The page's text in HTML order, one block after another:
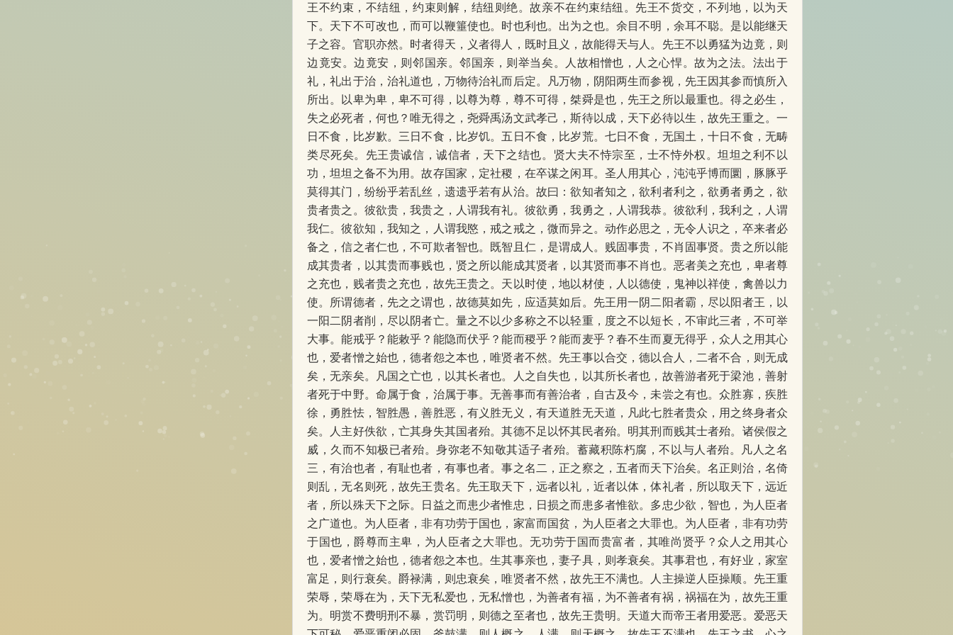
王不约束，不结纽，约束则解，结纽则绝。故亲不在约束结纽。先王不货交，不列地，以为天
下。天下不可改也，而可以鞭箠使也。时也利也。出为之也。余目不明，余耳不聪。是以能继天
子之容。官职亦然。时者得天，义者得人，既时且义，故能得天与人。先王不以勇猛为边竟，则
边竟安。边竟安，则邻国亲。邻国亲，则举当矣。人故相憎也，人之心悍。故为之法。法出于
礼，礼出于治，治礼道也，万物待治礼而后定。凡万物，阴阳两生而参视，先王因其参而慎所入
所出。以卑为卑，卑不可得，以尊为尊，尊不可得，桀舜是也，先王之所以最重也。得之必生，
失之必死者，何也？唯无得之，尧舜禹汤文武孝己，斯待以成，天下必待以生，故先王重之。一
日不食，比岁歉。三日不食，比岁饥。五日不食，比岁荒。七日不食，无国土，十日不食，无畴
类尽死矣。先王贵诚信，诚信者，天下之结也。贤大夫不恃宗至，士不恃外权。坦坦之利不以
功，坦坦之备不为用。故存国家，定社稷，在卒谋之闲耳。圣人用其心，沌沌乎博而圜，豚豚乎
莫得其门，纷纷乎若乱丝，遗遗乎若有从治。故曰：欲知者知之，欲利者利之，欲勇者勇之，欲
贵者贵之。彼欲贵，我贵之，人谓我有礼。彼欲勇，我勇之，人谓我恭。彼欲利，我利之，人谓
我仁。彼欲知，我知之，人谓我愍，戒之戒之，微而异之。动作必思之，无令人识之，卒来者必
备之，信之者仁也，不可欺者智也。既智且仁，是谓成人。贱固事贵，不肖固事贤。贵之所以能
成其贵者，以其贵而事贱也，贤之所以能成其贤者，以其贤而事不肖也。恶者美之充也，卑者尊
之充也，贱者贵之充也，故先王贵之。天以时使，地以材使，人以德使，鬼神以祥使，禽兽以力
使。所谓德者，先之之谓也，故德莫如先，应适莫如后。先王用一阴二阳者霸，尽以阳者王，以
一阳二阴者削，尽以阴者亡。量之不以少多称之不以轻重，度之不以短长，不审此三者，不可举
大事。能戒乎？能敕乎？能隐而伏乎？能而稷乎？能而麦乎？春不生而夏无得乎，众人之用其心
也，爱者憎之始也，德者怨之本也，唯贤者不然。先王事以合交，德以合人，二者不合，则无成
矣，无亲矣。凡国之亡也，以其长者也。人之自失也，以其所长者也，故善游者死于梁池，善射
者死于中野。命属于食，治属于事。无善事而有善治者，自古及今，未尝之有也。众胜寡，疾胜
徐，勇胜怯，智胜愚，善胜恶，有义胜无义，有天道胜无天道，凡此七胜者贵众，用之终身者众
矣。人主好佚欲，亡其身失其国者殆。其德不足以怀其民者殆。明其刑而贱其士者殆。诸侯假之
威，久而不知极已者殆。身弥老不知敬其适子者殆。蓄藏积陈朽腐，不以与人者殆。凡人之名
三，有治也者，有耻也者，有事也者。事之名二，正之察之，五者而天下治矣。名正则治，名倚
则乱，无名则死，故先王贵名。先王取天下，远者以礼，近者以体，体礼者，所以取天下，远近
者，所以殊天下之际。日益之而患少者惟忠，日损之而患多者惟欲。多忠少欲，智也，为人臣者
之广道也。为人臣者，非有功劳于国也，家富而国贫，为人臣者之大罪也。为人臣者，非有功劳
于国也，爵尊而主卑，为人臣者之大罪也。无功劳于国而贵富者，其唯尚贤乎？众人之用其心
也，爱者憎之始也，德者怨之本也。生其事亲也，妻子具，则孝衰矣。其事君也，有好业，家室
富足，则行衰矣。爵禄满，则忠衰矣，唯贤者不然，故先王不满也。人主操逆人臣操顺。先王重
荣辱，荣辱在为，天下无私爱也，无私憎也，为善者有福，为不善者有祸，祸福在为，故先王重
为。明赏不费明刑不暴，赏罚明，则德之至者也，故先王贵明。天道大而帝王者用爱恶。爱恶天